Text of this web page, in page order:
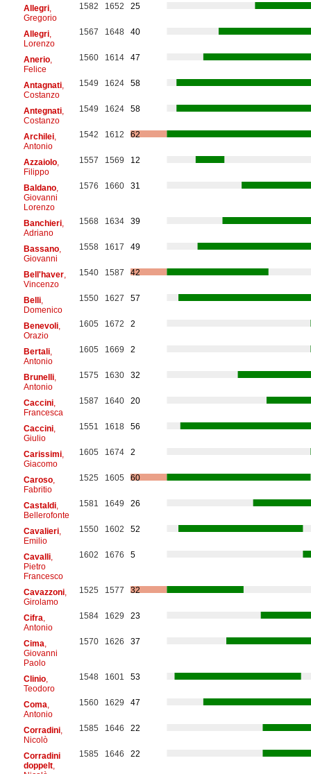
Allegri,
Gregorio
1582 1652 25
Allegri,
Lorenzo
1567 1648 40
Anerio,
Felice
1560 1614 47
Antagnati,
Costanzo
1549 1624 58
Antegnati,
Costanzo
1549 1624 58
Archilei,
Antonio
1542 1612 62
Azzaiolo,
Filippo
1557 1569 12
Baldano,
Giovanni
Lorenzo
1576 1660 31
Banchieri,
Adriano
1568 1634 39
Bassano,
Giovanni
1558 1617 49
Bell'haver,
Vincenzo
1540 1587 42
Belli,
Domenico
1550 1627 57
Benevoli,
Orazio
1605 1672 2
Bertali,
Antonio
1605 1669 2
Brunelli,
Antonio
1575 1630 32
Caccini,
Francesca
1587 1640 20
Caccini,
Giulio
1551 1618 56
Carissimi,
Giacomo
1605 1674 2
Caroso,
Fabritio
1525 1605 60
Castaldi,
Bellerofonte
1581 1649 26
Cavalieri,
Emilio
1550 1602 52
Cavalli,
Pietro
Francesco
1602 1676 5
Cavazzoni,
Girolamo
1525 1577 32
Cifra
Antonio
1584 1629 23
Cima
Giovanni
Paolo
1570 1626 37
Clinio,
Teodoro
1548 1601 53
Coma
Antonio
1560 1629 47
Corradini,
Nicolò
1585 1646 22
Corradini
doppelt,
1585 1646 22